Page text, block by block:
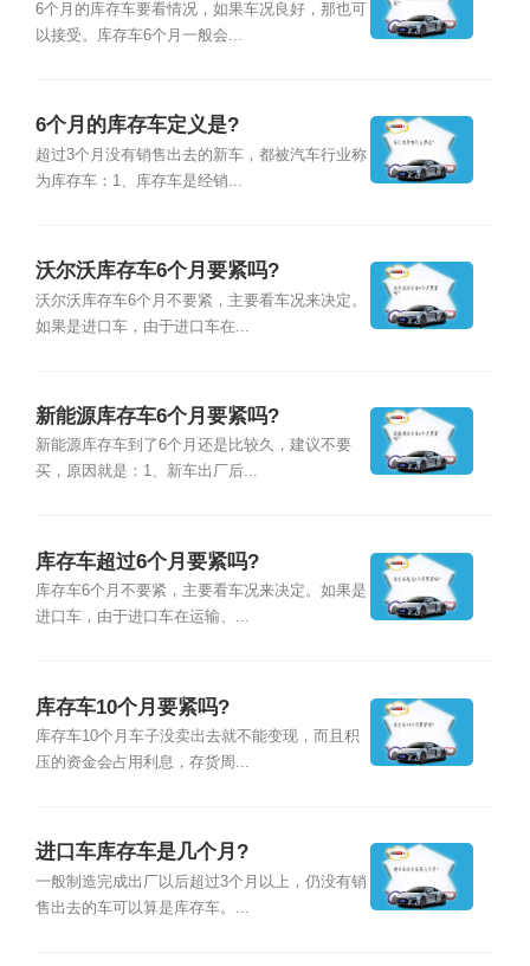
6个月的库存车要看情况，如果车况良好，那也可
以接受。库存车6个月一般会...
6个月的库存车定义是?
超过3个月没有销售出去的新车，都被汽车行业称
为库存车：1、库存车是经销...
沃尔沃库存车6个月要紧吗?
沃尔沃库存车6个月不要紧，主要看车况来决定。
如果是进口车，由于进口车在...
新能源库存车6个月要紧吗?
新能源库存车到了6个月还是比较久，建议不要
买，原因就是：1、新车出厂后...
库存车超过6个月要紧吗?
库存车6个月不要紧，主要看车况来决定。如果是
进口车，由于进口车在运输、...
库存车10个月要紧吗?
库存车10个月车子没卖出去就不能变现，而且积
压的资金会占用利息，存货周...
进口车库存车是几个月?
一般制造完成出厂以后超过3个月以上，仍没有销
售出去的车可以算是库存车。...